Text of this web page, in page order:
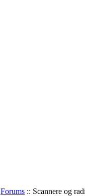
Forums :: Scannere og